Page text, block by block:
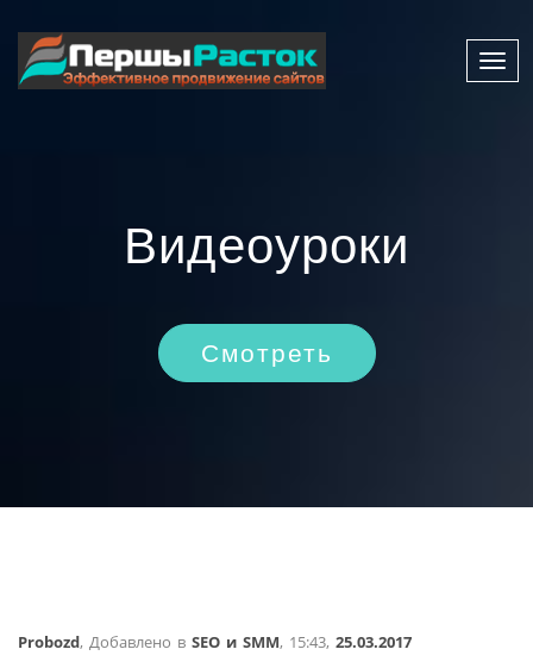
Видеоуроки
Смотреть
Probozd, Добавлено в SEO и SMM, 15:43, 25.03.2017